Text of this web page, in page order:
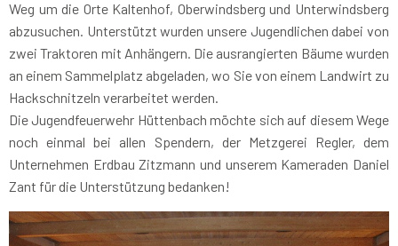
Weg um die Orte Kaltenhof, Oberwindsberg und Unterwindsberg
abzusuchen. Unterstützt wurden unsere Jugendlichen dabei von
zwei Traktoren mit Anhängern. Die ausrangierten Bäume wurden
an einem Sammelplatz abgeladen, wo Sie von einem Landwirt zu
Hackschnitzeln verarbeitet werden.
Die Jugendfeuerwehr Hüttenbach möchte sich auf diesem Wege
noch einmal bei allen Spendern, der Metzgerei Regler, dem
Unternehmen Erdbau Zitzmann und unserem Kameraden Daniel
Zant für die Unterstützung bedanken!